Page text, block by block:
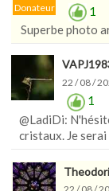
Donateur
1
Superbe photo
22 / 08 /
1
@LadiDi:
cristaux. Je